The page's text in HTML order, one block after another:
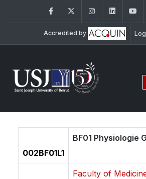
FacebookTwitter Instagram
Accredited by
002BF01L1
BF01 Physiologie
Faculty of